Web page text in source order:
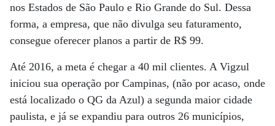
nos Estados de São Paulo e Rio Grande do Sul. Dessa
forma, a empresa, que não divulga seu faturamento,
consegue oferecer planos a partir de R$ 99.
Até 2016, a meta é chegar a 40 mil clientes. A Vigzul
iniciou sua operação por Campinas, (não por acaso, onde
está localizado o QG da Azul) a segunda maior cidade
paulista, e já se expandiu para outros 26 municípios,